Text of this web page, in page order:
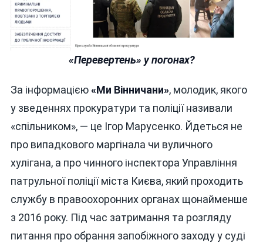
«Перевертень» у погонах?
За інформацією«Ми Вінничани», молодик, якого
у зведеннях прокуратури та поліції називали
«спільником», — це Ігор Марусенко. Йдеться не
про випадкового маргінала чи вуличного
хулігана, а про чинного інспектора Управління
патрульної поліції міста Києва, який проходить
службу в правоохоронних органах щонайменше
з 2016 року. Під час затримання та розгляду
питання про обрання запобіжного заходу у суді